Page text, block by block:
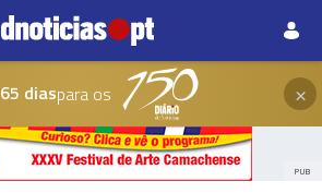
65 diaspara os ×
PUB